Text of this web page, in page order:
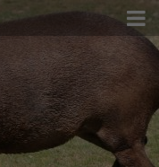
